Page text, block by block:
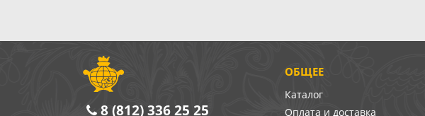
ОБЩЕЕ
Каталог
Оплата и доставка
8 (812) 336 25 25